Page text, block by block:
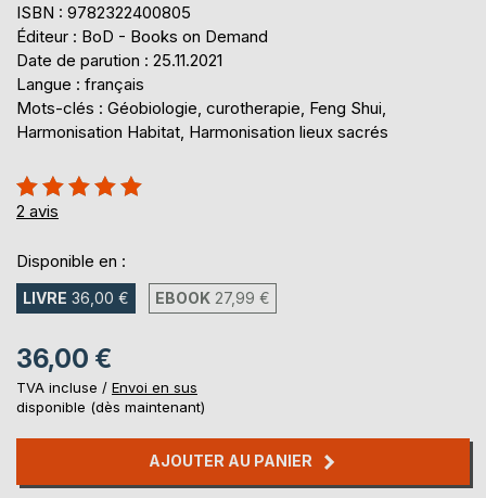
ISBN : 9782322400805
Éditeur : BoD - Books on Demand
Date de parution : 25.11.2021
Langue : français
Mots-clés : Géobiologie, curotherapie, Feng Shui,
Harmonisation Habitat, Harmonisation lieux sacrés
Évaluation:
100%
2 avis
Disponible en :
LIVRE 36,00 € EBOOK 27,99 €
36,00 €
TVA incluse / Envoi en sus
disponible (dès maintenant)
AJOUTER AU PANIER